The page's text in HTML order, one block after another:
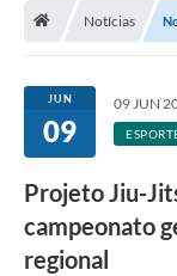
Notícias
JUN
09
09 JUN
Projeto Jiu-
campeonato
regional